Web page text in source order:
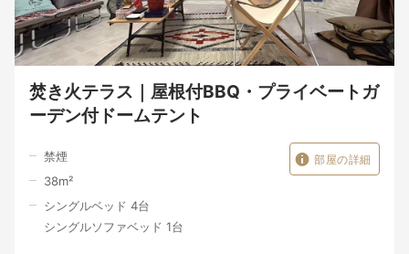
焚き火テラス｜屋根付BBQ・プライベートガ
ーデン付ドームテント
禁煙
38m²
シングルベッド 4台
シングルソファベッド 1台
部屋の詳細